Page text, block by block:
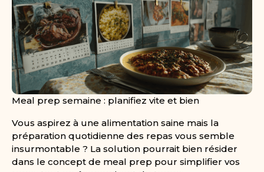
Meal prep semaine : planifiez vite et bien
Vous aspirez à une alimentation saine mais la
préparation quotidienne des repas vous semble
insurmontable ? La solution pourrait bien résider
dans le concept de meal prep pour simplifier vos